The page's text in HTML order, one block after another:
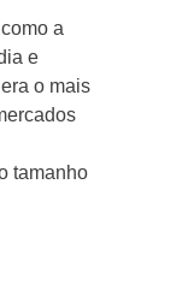
a
e
era o mais
tamanho